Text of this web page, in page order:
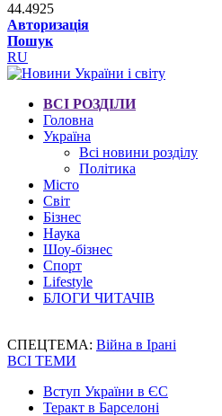
44.4925
Авторизація
Пошук
RU
ВСІ РОЗДІЛИ
Головна
Україна
Всі новини розділу
Політика
Місто
Світ
Бізнес
Наука
Шоу-бізнес
Спорт
Lifestyle
БЛОГИ ЧИТАЧІВ
СПЕЦТЕМА: Війна в Ірані
ВСІ ТЕМИ
Вступ України в ЄС
Теракт в Барселоні